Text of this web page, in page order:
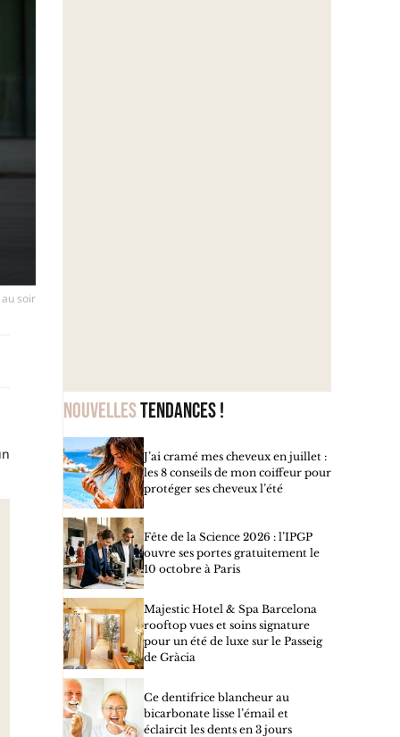
Nouvellestendances !
J’ai cramé mes cheveux en juillet :
les 8 conseils de mon coiffeur pour
protéger ses cheveux l’été
Fête de la Science 2026 : l’IPGP
ouvre ses portes gratuitement le
10 octobre à Paris
Majestic Hotel & Spa Barcelona
rooftop vues et soins signature
pour un été de luxe sur le Passeig
de Gràcia
Ce dentifrice blancheur au
bicarbonate lisse l’émail et
éclaircit les dents en 3 jours
soir